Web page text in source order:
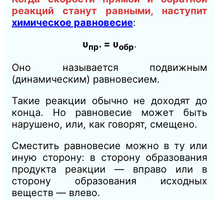
реакций станут равными, наступит
химическое равновесие:
υпр. = υобр.
Оно называется подвижным
(динамическим) равновесием.
Такие реакции обычно не доходят до
конца. Но равновесие может быть
нарушено, или, как говорят, смещено.
Сместить равновесие можно в ту или
иную сторону: в сторону образования
продукта реакции — вправо или в
сторону образования исходных
веществ — влево.